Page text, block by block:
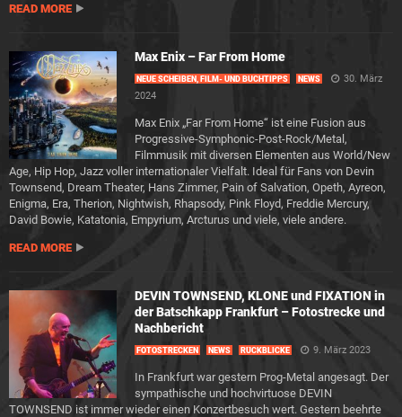
READ MORE
Max Enix – Far From Home
NEUE SCHEIBEN, FILM- UND BUCHTIPPS NEWS
30. März
2024
Max Enix „Far From Home“ ist eine Fusion aus
Progressive-Symphonic-Post-Rock/Metal,
Filmmusik mit diversen Elementen aus World/New
Age, Hip Hop, Jazz voller internationaler Vielfalt. Ideal für Fans von Devin
Townsend, Dream Theater, Hans Zimmer, Pain of Salvation, Opeth, Ayreon,
Enigma, Era, Therion, Nightwish, Rhapsody, Pink Floyd, Freddie Mercury,
David Bowie, Katatonia, Empyrium, Arcturus und viele, viele andere.
READ MORE
DEVIN TOWNSEND, KLONE und FIXATION in
der Batschkapp Frankfurt – Fotostrecke und
Nachbericht
FOTOSTRECKEN NEWS RÜCKBLICKE 9. März 2023
In Frankfurt war gestern Prog-Metal angesagt. Der
sympathische und hochvirtuose DEVIN
TOWNSEND ist immer wieder einen Konzertbesuch wert. Gestern beehrte